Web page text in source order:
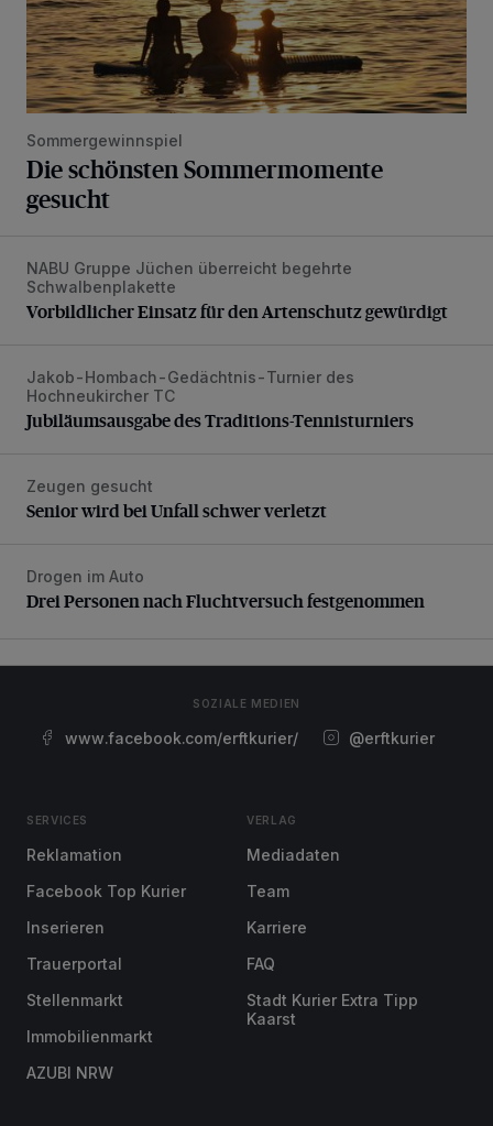
Sommergewinnspiel
Die schönsten Sommermomente
gesucht
Vorbildlicher Einsatz für den Artenschutz gewürdigt
NABU Gruppe Jüchen überreicht begehrte
Schwalbenplakette
Vorbildlicher Einsatz für den Artenschutz gewürdigt
Jubiläumsausgabe des Traditions-Tennisturniers
Jakob-Hombach-Gedächtnis-Turnier des
Hochneukircher TC
Jubiläumsausgabe des Traditions-Tennisturniers
Senior wird bei Unfall schwer verletzt
Zeugen gesucht
Senior wird bei Unfall schwer verletzt
Drei Personen nach Fluchtversuch festgenommen
Drogen im Auto
Drei Personen nach Fluchtversuch festgenommen
SOZIALE MEDIEN
www.facebook.com/erftkurier/ @erftkurier
SERVICES
Reklamation
Facebook Top Kurier
Inserieren
Trauerportal
Stellenmarkt
Immobilienmarkt
AZUBI NRW
VERLAG
Mediadaten
Team
Karriere
FAQ
Stadt Kurier Extra Tipp
Kaarst